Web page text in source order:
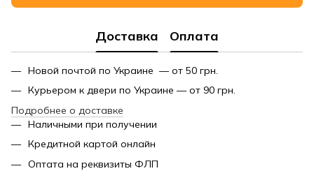
Доставка Оплата
Новой почтой по Украине — от 50 грн.
Курьером к двери по Украине — от 90 грн.
Подробнее о доставке
Наличными при получении
Кредитной картой онлайн
Оптата на реквизиты ФЛП